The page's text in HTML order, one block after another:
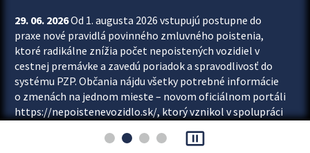
29. 06. 2026Od 1. augusta 2026 vstupujú postupne do
praxe nové pravidlá povinného zmluvného poistenia,
ktoré radikálne znížia počet nepoistených vozidiel v
cestnej premávke a zavedú poriadok a spravodlivosť do
systému PZP. Občania nájdu všetky potrebné informácie
o zmenách na jednom mieste – novom oficiálnom portáli
https://nepoistenevozidlo.sk/, ktorý vznikol v spolupráci
asociácie poisťovní (SLASPO) a Ministerstva vnútra SR.
pause_presentation